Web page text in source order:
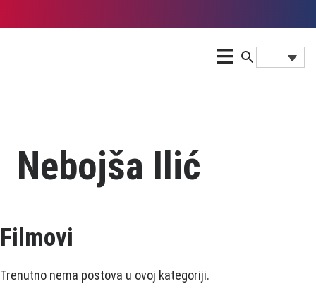
Nebojša Ilić
Filmovi
Trenutno nema postova u ovoj kategoriji.